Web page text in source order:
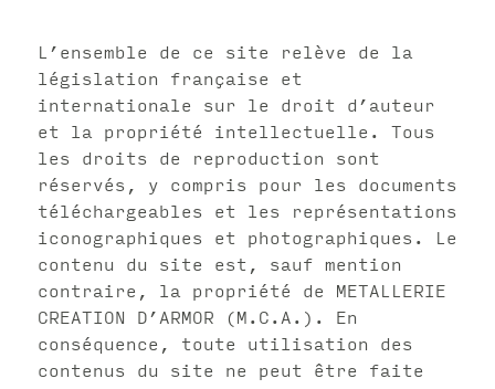
L’ensemble de ce site relève de la
législation française et
internationale sur le droit d’auteur
et la propriété intellectuelle. Tous
les droits de reproduction sont
réservés, y compris pour les documents
téléchargeables et les représentations
iconographiques et photographiques. Le
contenu du site est, sauf mention
contraire, la propriété de METALLERIE
CREATION D’ARMOR (M.C.A.). En
conséquence, toute utilisation des
contenus du site ne peut être faite